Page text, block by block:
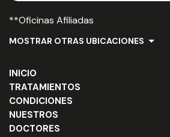
**Oficinas Afiliadas
MOSTRAR OTRAS UBICACIONES
INICIO
TRATAMIENTOS
CONDICIONES
NUESTROS
DOCTORES